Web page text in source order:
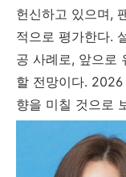
헌신하고 있으며,
적으로 평가한다.
공 사례로, 앞으로
할 전망이다.
향을 미칠 것으로